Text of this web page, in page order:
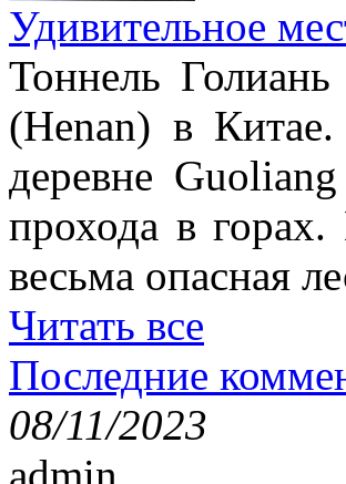
Удивительное
Тоннель
(Henan) в
деревне
прохода в
весьма опасная
Читать все
Последние
08/11/2023
admin